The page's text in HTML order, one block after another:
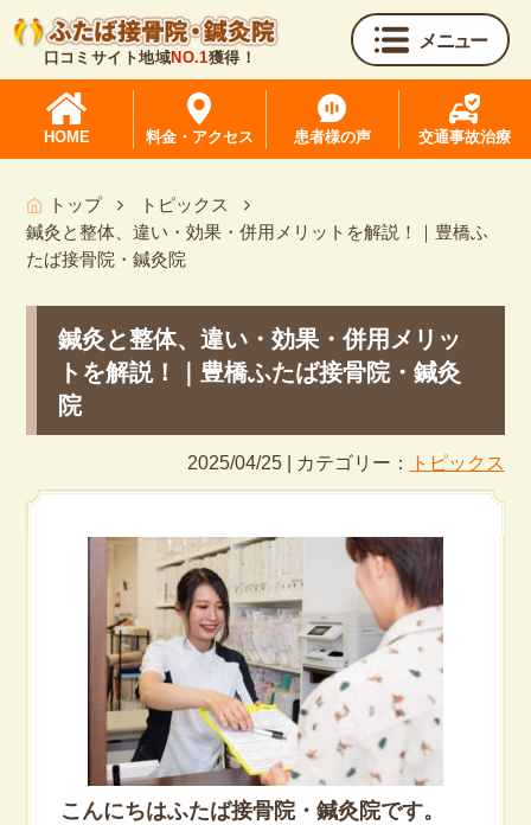
口コミサイト地域NO.1獲得！
メニュー
HOME 料金・アクセス 患者様の声 交通事故治療
トップ
トピックス
鍼灸と整体、違い・効果・併用メリットを解説！｜豊橋ふ
たば接骨院・鍼灸院
鍼灸と整体、違い・効果・併用メリッ
トを解説！｜豊橋ふたば接骨院・鍼灸
院
2025/04/25 | カテゴリー： トピックス
こんにちはふたば接骨院・鍼灸院です。